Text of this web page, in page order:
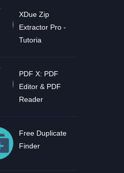
XDue Zip
Extractor Pro -
Tutoria
PDF X: PDF
Editor & PDF
Reader
Free Duplicate
Finder